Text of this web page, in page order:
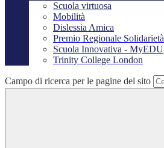
Scuola virtuosa
Mobilità
Dislessia Amica
Premio Regionale Solidarietà
Scuola Innovativa - MyEDU
Trinity College London
Campo di ricerca per le pagine del sito